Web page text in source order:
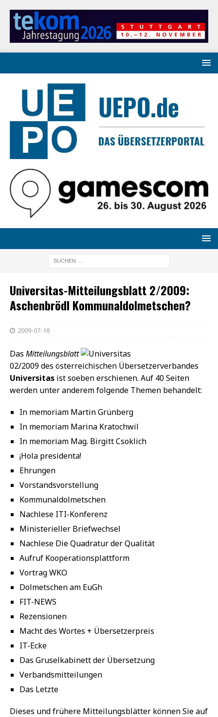
Universitas-Mitteilungsblatt 2/2009:
Aschenbrödl Kommunaldolmetschen?
2009-07-18
Das Mitteilungsblatt
02/2009 des österreichischen Übersetzerverbandes
Universitas ist soeben erschienen. Auf 40 Seiten
werden unter anderem folgende Themen behandelt:
In memoriam Martin Grünberg
In memoriam Marina Kratochwil
In memoriam Mag. Birgitt Csoklich
¡Hola presidenta!
Ehrungen
Vorstandsvorstellung
Kommunaldolmetschen
Nachlese ITI-Konferenz
Ministerieller Briefwechsel
Nachlese Die Quadratur der Qualität
Aufruf Kooperationsplattform
Vortrag WKO
Dolmetschen am EuGh
FIT-NEWS
Rezensionen
Macht des Wortes + Übersetzerpreis
IT-Ecke
Das Gruselkabinett der Übersetzung
Verbandsmitteilungen
Das Letzte
Dieses und frühere Mitteilungsblätter können Sie auf